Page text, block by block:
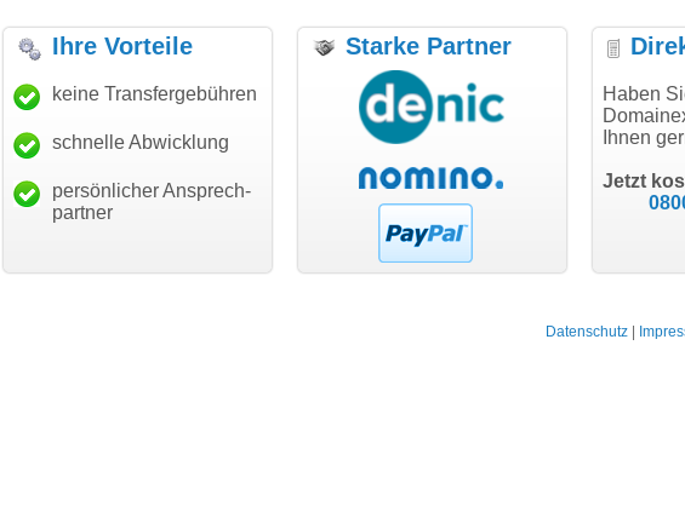
"Danke für den schnellen
Transfer und guten Service!"
Thomas Schäfer
i can eckert communication GmbH
"Ich bin dankbar, meine
Wunschdomain gefunden zu
haben. Die Domain passt für
hundertprozentig."
Janina Köck
Leben im Einklang
leben-im-einklang.de
"Super
Ihre Vorteile
keine Transfergebühren
schnelle Abwicklung
persönlicher Ansprech-
partner
Starke Partner
Haben
Ihnen
Jetzt
Datenschutz